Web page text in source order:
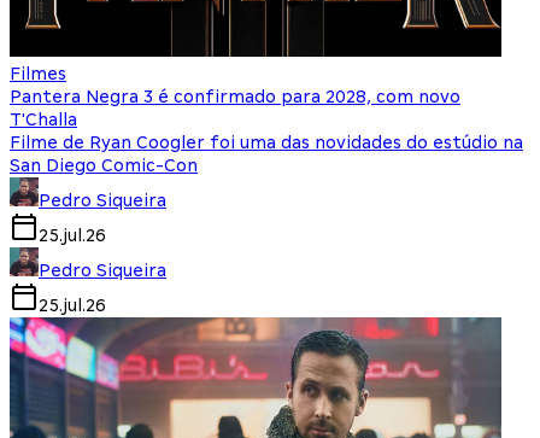
Filmes
Pantera Negra 3 é confirmado para 2028, com novo
T'Challa
Filme de Ryan Coogler foi uma das novidades do estúdio na
San Diego Comic-Con
Pedro Siqueira
25.jul.26
Pedro Siqueira
25.jul.26